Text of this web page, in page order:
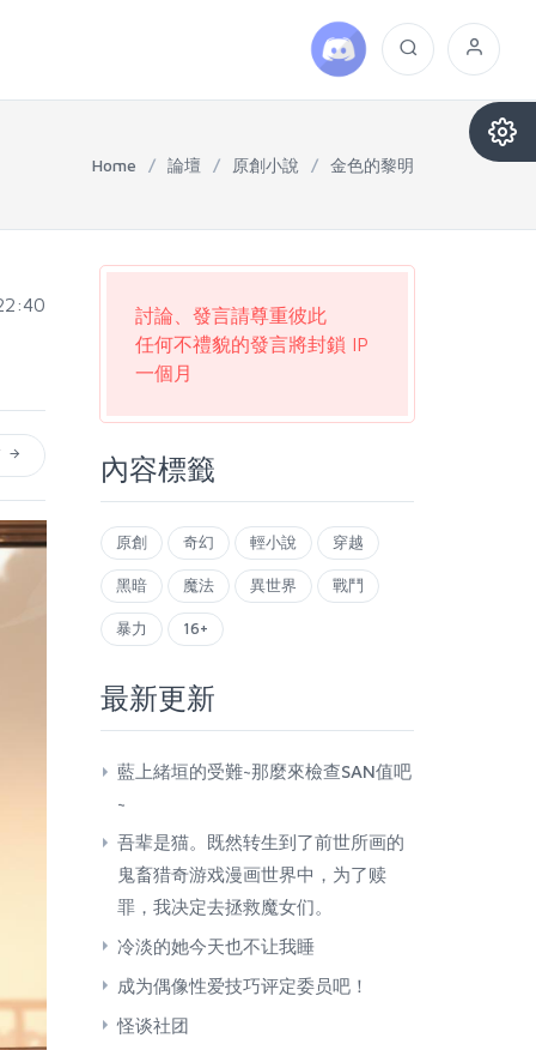
Home / 論壇 / 原創小說 / 金色的黎明
討論、發言請尊重彼此
任何不禮貌的發言將封鎖 IP
一個月
內容標籤
原創 奇幻 輕小說 穿越
黑暗 魔法 異世界 戰鬥
暴力 16+
最新更新
藍上緒垣的受難~那麼來檢查SAN值吧
~
​吾辈是猫。既然转生到了前世所画的
鬼畜猎奇游戏漫画世界中，为了赎
罪，我决定去拯救魔女们。
冷淡的她今天也不让我睡
成为偶像性爱技巧评定委员吧！
怪谈社团